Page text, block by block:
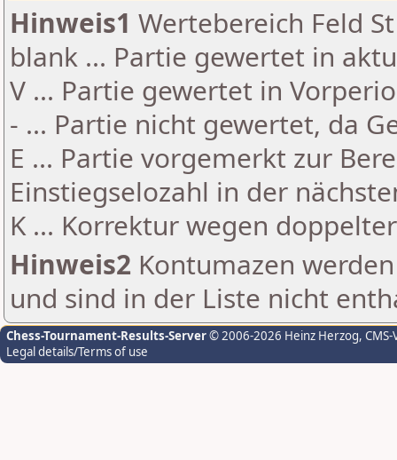
Hinweis1 Wertebereich Feld
blank ... Partie gewertet in
V ... Partie gewertet in
- ... Partie nicht gewertet, da
E ... Partie vorgemerkt zur
Einstiegselozahl in der
K ... Korrektur wegen
Hinweis2 Kontumazen
und sind in der Liste nicht
Chess-Tournament-Results-Server© 2006-2026 Heinz Herzog,
Legal details/Terms of use